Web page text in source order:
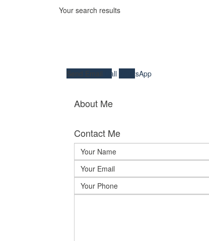
Your search results
Send Email
Call WhatsApp
About Me
Contact Me